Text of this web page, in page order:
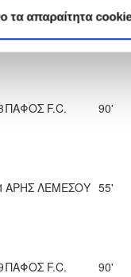
τα απαραίτητα
ΟΛΥΜΠΙΑΚΟΣ
ΛΕΥΚΩΣΙΑΣ
ΠΑΦΟΣ F.C. 90'
ΑΡΗΣ ΛΕΜΕΣΟΥ 55'
ΠΑΦΟΣ F.C. 90'